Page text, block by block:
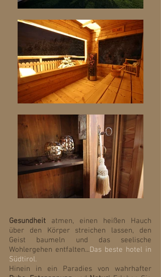
Gesundheit atmen, einen heißen Hauch
über den Körper streichen lassen, den
Geist baumeln und das seelische
Wohlergehen entfalten...Das beste hotel in
Südtirol.
Hinein in ein Paradies von wahrhafter